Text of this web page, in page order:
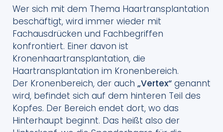
Wer sich mit dem Thema Haartransplantation
beschäftigt, wird immer wieder mit
Fachausdrücken und Fachbegriffen
konfrontiert. Einer davon ist
Kronenhaartransplantation, die
Haartransplantation im Kronenbereich.
Der Kronenbereich, der auch „Vertex“ genannt
wird, befindet sich auf dem hinteren Teil des
Kopfes. Der Bereich endet dort, wo das
Hinterhaupt beginnt. Das heißt also der